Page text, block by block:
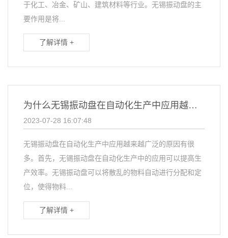
于化工、冶金、矿山、建筑材料等行业。无锡振动盘的主
要作用是将...
了解详情 +
为什么无锡振动盘在自动化生产中应用越来越广泛？
2023-07-28 16:07:48
无锡振动盘在自动化生产中应用越来越广泛的原因有很
多。首先，无锡振动盘在自动化生产中的应用可以提高生
产效率。无锡振动盘可以将散乱的物料自动进行分配和定
位，使得物料...
了解详情 +